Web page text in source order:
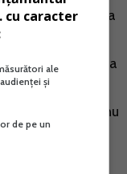
din oficiu a
fizice” cu
din oficiu a
urgenta si care nu
caracter
ale
și
de pe un